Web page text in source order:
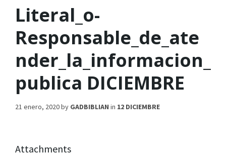
Literal_o-
Responsable_de_ate
nder_la_informacion_
publica DICIEMBRE
21 enero, 2020by GADBIBLIAN in 12 DICIEMBRE
Attachments